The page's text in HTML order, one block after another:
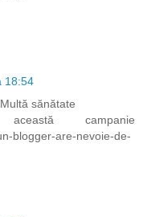
18:54
sănătate
campanie
blogger-are-nevoie-de-